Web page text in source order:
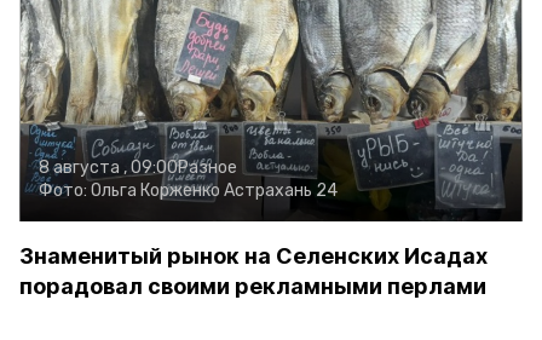
8 августа , 09:00Разное
Фото: Ольга Корженко Астрахань 24
Знаменитый рынок на Селенских Исадах
порадовал своими рекламными перлами